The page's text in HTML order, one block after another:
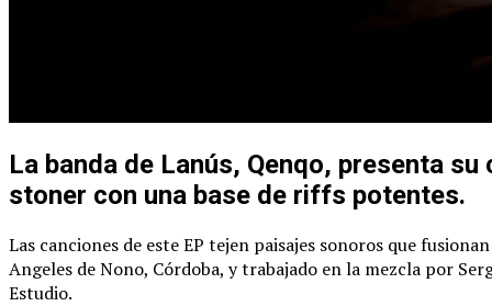
La banda de Lanús, Qenqo, presenta
stoner con una base de riffs potentes.
Las canciones de este EP tejen paisajes sonoros que
Angeles de Nono, Córdoba, y trabajado en la mezcla por
Estudio.